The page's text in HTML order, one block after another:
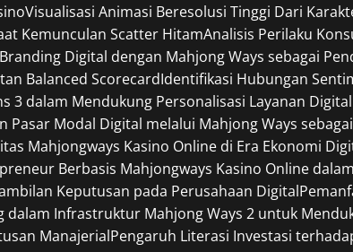
Visualisasi Animasi Beresolusi Tinggi Dari
Kemunculan Scatter HitamAnalisis Perilaku
Digital dengan Mahjong Ways sebagai
Balanced ScorecardIdentifikasi Hubungan
3 dalam Mendukung Personalisasi Layanan Digital
Pasar Modal Digital melalui Mahjong Ways
Mahjongways Kasino Online di Era Ekonomi
Berbasis Mahjongways Kasino Online
Keputusan pada Perusahaan Digital
dalam Infrastruktur Mahjong Ways 2 untuk
ManajerialPengaruh Literasi Investasi